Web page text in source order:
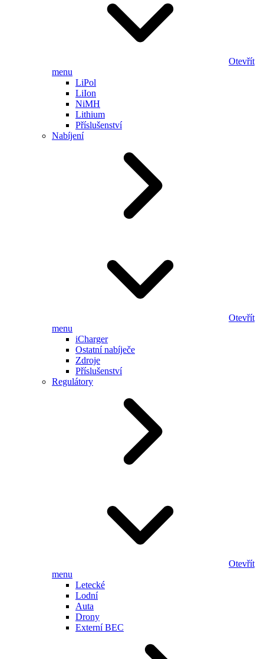
Otevřít
menu
LiPol
LiIon
NiMH
Lithium
Příslušenství
Nabíjení
Otevřít
menu
iCharger
Ostatní nabíječe
Zdroje
Příslušenství
Regulátory
Otevřít
menu
Letecké
Lodní
Auta
Drony
Externí BEC